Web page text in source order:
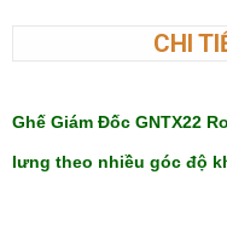
CHI
Ghế Giám Đốc GNTX22
lưng theo nhiều góc độ